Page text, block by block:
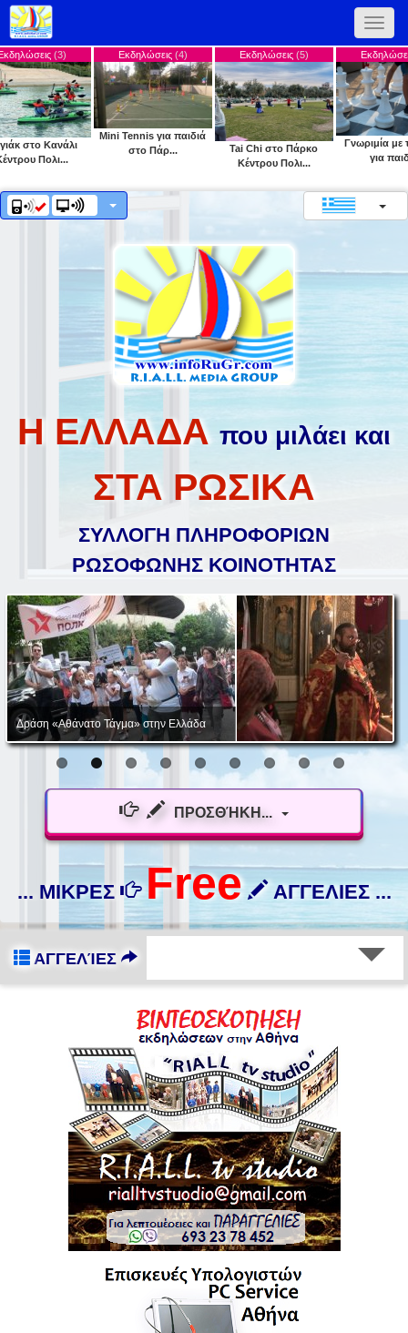
Toggle
Εκδηλώσεις (4)
Mini Tennis για παιδιά
στο Πάρ...
Εκδηλώσεις (5)
Tai Chi στο Πάρκο
Κέντρου Πολι...
Εκδηλώσεις (6)
Γνωριμία με το σκάκι
Η ΕΛΛΑΔΑ που μιλάει και
ΣΤΑ ΡΩΣΙΚΑ
ΣΥΛΛΟΓΗ ΠΛΗΡΟΦΟΡΙΩΝ
ΡΩΣΟΦΩΝΗΣ ΚΟΙΝΟΤΗΤΑΣ
Δράση «Αθάνατο Τάγμα» στην Ελλάδα
ΠΡΟΣΘΉΚΗ...
... ΜΙΚΡΕΣ Free ΑΓΓΕΛΙΕΣ ...
ΑΓΓΕΛΊΕΣ